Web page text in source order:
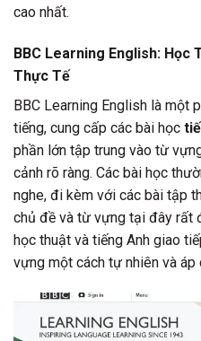
cao nhất.
BBC Learning English: Học
Thực Tế
BBC Learning English là một
tiếng, cung cấp các bài học
phần lớn tập trung vào từ
cảnh rõ ràng. Các bài học
nghe, đi kèm với các bài tập
chủ đề và từ vựng tại đây rất
học thuật và tiếng Anh giao
vựng một cách tự nhiên và áp